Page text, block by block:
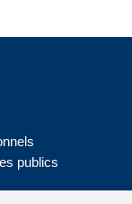
publics